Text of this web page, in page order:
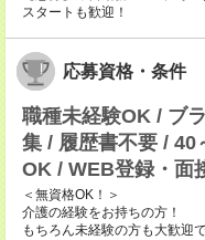
スタートも歓迎！
応募資格・条件
職種未経験OK / ブ
集 / 履歴書不要 / 40
OK / WEB登録・面
＜無資格OK！＞
介護の経験をお持ちの方！
もちろん未経験の方も大歓迎